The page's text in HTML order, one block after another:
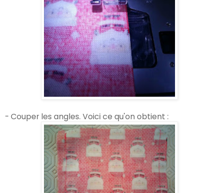
- Couper les angles. Voici ce qu'on obtient :